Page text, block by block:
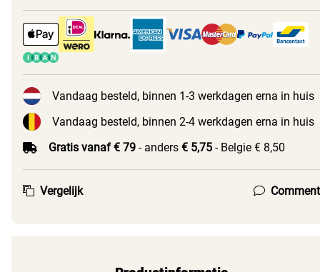
Vandaag besteld, binnen 1-3 werkdagen erna in huis
Vandaag besteld, binnen 2-4 werkdagen erna in huis
Gratis vanaf € 79 - anders € 5,75 - Belgie € 8,50
Vergelijk Comment